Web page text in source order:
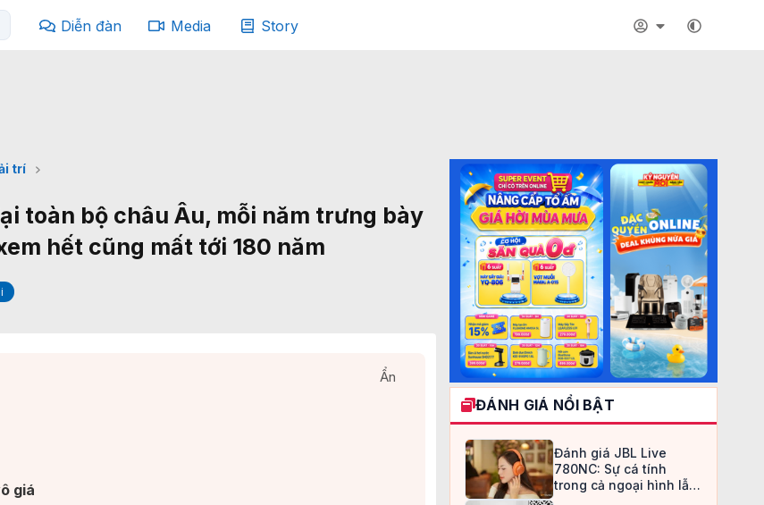
Diễn đàn Media Story
trí
toàn bộ châu Âu, mỗi năm trưng bày
hết cũng mất tới 180 năm
Ẩn
giá​
ĐÁNH GIÁ NỔI BẬT
Đánh giá JBL Live
780NC: Sự cá tính
trong cả ngoại hình lẫn